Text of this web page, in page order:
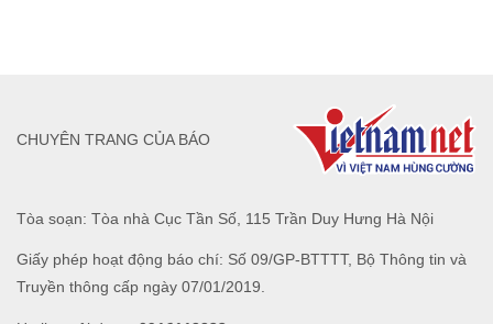
Tòa soạn: Tòa nhà Cục Tần Số, 115 Trần Duy Hưng Hà Nội
Giấy phép hoạt động báo chí: Số 09/GP-BTTTT, Bộ Thông tin và
Truyền thông cấp ngày 07/01/2019.
CHUYÊN TRANG CỦA BÁO